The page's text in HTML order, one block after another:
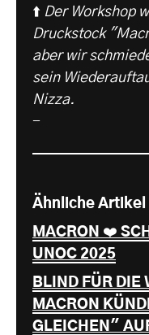
⬆️ Der Workshop
Druckstock
aber wir
sein
Nizza.
-
Ähnliche Artikel
MACRON ❤️
UNOC 2025
BLIND FÜR DIE
MACRON
GLEICHEN"